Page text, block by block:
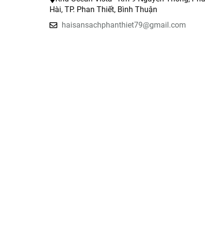
Hài, TP. Phan Thiết, Bình Thuận
haisansachphanthiet79@gmail.com